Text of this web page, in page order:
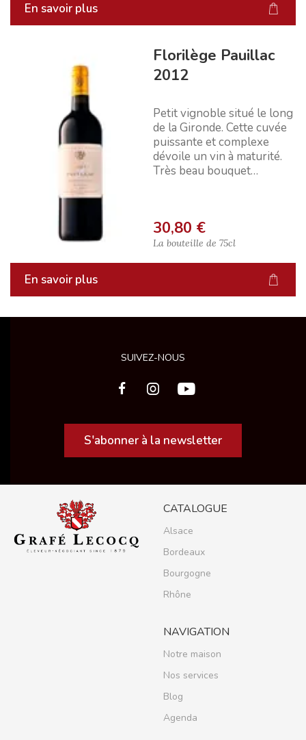
En savoir plus
Florilège Pauillac
2012
Petit vignoble situé le long
de la Gironde. Cette cuvée
puissante et complexe
dévoile un vin à maturité.
Très beau bouquet
30,80 €
La bouteille de 75cl
En savoir plus
SUIVEZ-NOUS
S'abonner à la newsletter
CATALOGUE
Alsace
Bordeaux
Bourgogne
Rhône
NAVIGATION
Notre maison
Nos services
Blog
Agenda